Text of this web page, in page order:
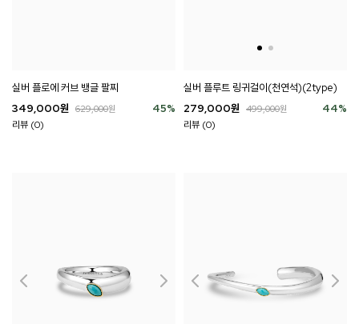
실버 플로에 커브 뱅글 팔찌
45%
349,000원 629,000원
리뷰 (0)
실버 플루트 링귀걸이(천연석)(2type)
44%
279,000원 499,000원
리뷰 (0)